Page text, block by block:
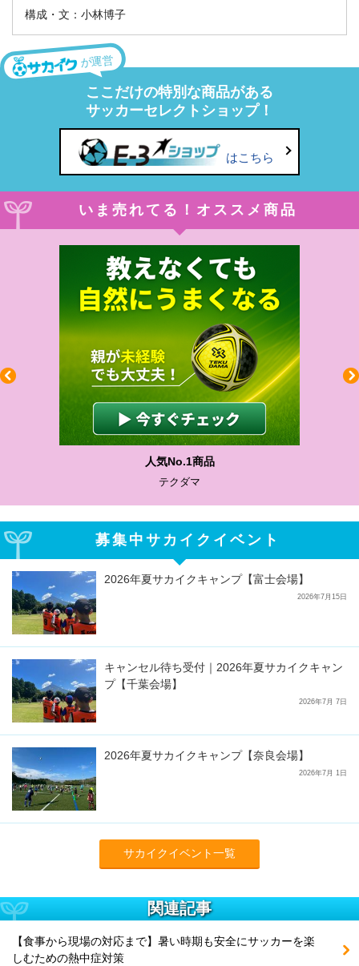
構成・文：小林博子
が運営
ここだけの特別な商品がある
サッカーセレクトショップ！
はこちら
いま売れてる！オススメ商品
わかりやすい質問に沿って書ける
サカイクサッカーノート
募集中サカイクイベント
2026年夏サカイクキャンプ【富士会場】
2026年7月15日
キャンセル待ち受付｜2026年夏サカイクキャン
プ【千葉会場】
2026年7月 7日
2026年夏サカイクキャンプ【奈良会場】
2026年7月 1日
サカイクイベント一覧
関連記事
【食事から現場の対応まで】暑い時期も安全にサッカーを楽
しむための熱中症対策